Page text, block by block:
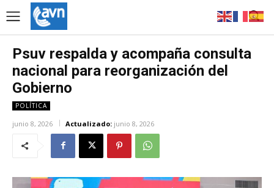
Psuv respalda y acompaña consulta
nacional para reorganización del
Gobierno
POLÍTICA
junio 8, 2026 Actualizado: junio 8, 2026